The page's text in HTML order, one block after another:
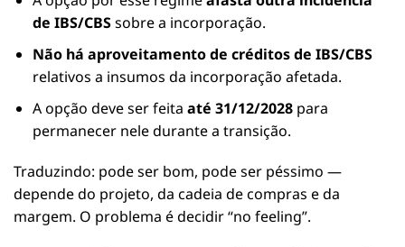
de IBS/CBSsobre a incorporação.
Não há aproveitamento de créditos de IBS/CBS
relativos a insumos da incorporação afetada.
A opção deve ser feita até 31/12/2028para
permanecer nele durante a transição.
Traduzindo: pode ser bom, pode ser péssimo —
depende do projeto, da cadeia de compras e da
margem. O problema é decidir “no feeling”.